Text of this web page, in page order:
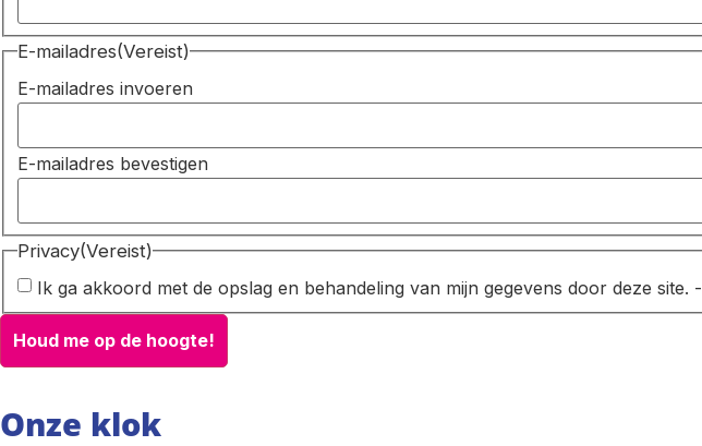
E-mailadres(Vereist)
E-mailadres invoeren
E-mailadres bevestigen
Privacy(Vereist)
Ik ga akkoord met de opslag en behandeling van mijn gegevens door deze site. -
Onze klok